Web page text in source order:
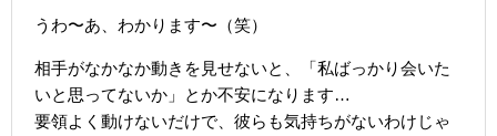
うわ〜あ、わかります〜（笑）
相手がなかなか動きを見せないと、「私ばっかり会いた
いと思ってないか」とか不安になります…
要領よく動けないだけで、彼らも気持ちがないわけじゃ